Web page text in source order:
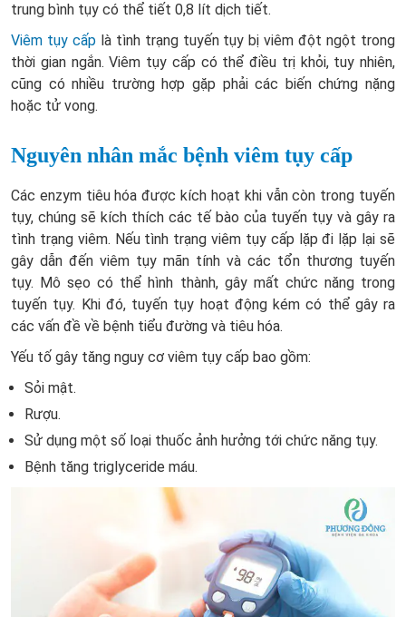
trung bình tụy có thể tiết 0,8 lít dịch tiết.
Viêm tụy cấplà tình trạng tuyến tụy bị viêm đột ngột trong
thời gian ngắn. Viêm tụy cấp có thể điều trị khỏi, tuy nhiên,
cũng có nhiều trường hợp gặp phải các biến chứng nặng
hoặc tử vong.
Nguyên nhân mắc bệnh viêm tụy cấp
Các enzym tiêu hóa được kích hoạt khi vẫn còn trong tuyến
tụy, chúng sẽ kích thích các tế bào của tuyến tụy và gây ra
tình trạng viêm. Nếu tình trạng viêm tụy cấp lặp đi lặp lại sẽ
gây dẫn đến viêm tụy mãn tính và các tổn thương tuyến
tụy. Mô sẹo có thể hình thành, gây mất chức năng trong
tuyến tụy. Khi đó, tuyến tụy hoạt động kém có thể gây ra
các vấn đề về bệnh tiểu đường và tiêu hóa.
Yếu tố gây tăng nguy cơ viêm tụy cấp bao gồm:
Sỏi mật.
Rượu.
Sử dụng một số loại thuốc ảnh hưởng tới chức năng tụy.
Bệnh tăng triglyceride máu.